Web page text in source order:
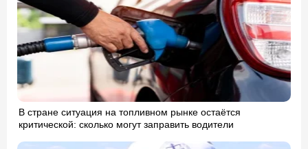
В стране ситуация на топливном рынке остаётся
критической: сколько могут заправить водители